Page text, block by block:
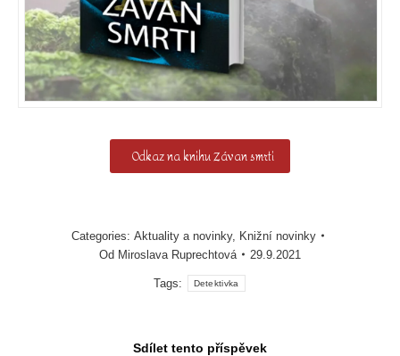
Odkaz na knihu Závan smrti
Categories: Aktuality a novinky, Knižní novinky
Od Miroslava Ruprechtová 29.9.2021
Tags: Detektivka
Sdílet tento příspěvek